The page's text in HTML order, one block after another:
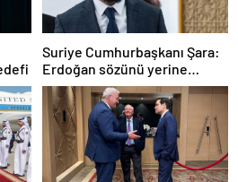
Suriye Cumhurbaşkanı Şara:
Erdoğan sözünü yerine
getirdi. Trump’a da çok
teşekkür ederim